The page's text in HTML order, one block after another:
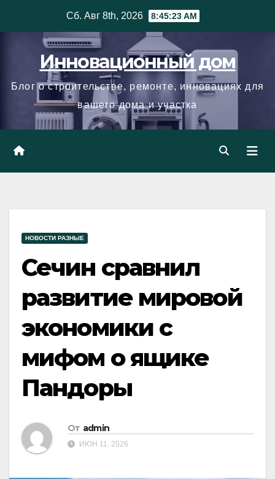
Сб. Авг 8th, 2026 8:45:24 AM
Инновационный дом
Блог о строительстве, ремонте, инновациях для
вашего дома и участка
НОВОСТИ РАЗНЫЕ
Сечин сравнил
развитие мировой
экономики с
мифом о ящике
Пандоры
От admin
ИЮН 11, 2026